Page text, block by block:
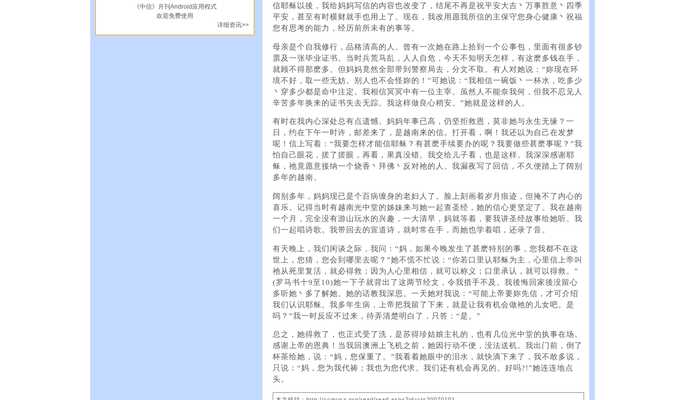
《中信》月刊Android应用程式
欢迎免费使用
详细资讯>>
信耶稣以後，我给妈妈写信的内容也改变了，结尾不再是祝平安大吉丶万事胜意丶四季
平安，甚至有时横财就手也用上了。现在，我改用愿我所信的主保守您身心健康丶祝福
您有思考的能力，经历前所未有的事等。
母亲是个自我修行，品格清高的人。曾有一次她在路上拾到一个公事包，里面有很多钞
票及一张毕业证书。当时兵荒马乱，人人自危，今天不知明天怎样，有这麽多钱在手，
就顾不得那麽多。但妈妈竟然全部带到警察局去，分文不取。有人对她说：“妳现在环
境不好，取一些无妨。别人也不会怪妳的！”可她说：“我相信一碗饭丶一杯水，吃多少
丶穿多少都是命中注定。我相信冥冥中有一位主宰。虽然人不能奈我何，但我不忍见人
辛苦多年换来的证书失去无踪。我这样做良心稍安。”她就是这样的人。
有时在我内心深处总有点遗憾。妈妈年事已高，仍坚拒救恩，莫非她与永生无缘？一
日，约在下午一时许，邮差来了，是越南来的信。打开看，啊！我还以为自己在发梦
呢！信上写着：“我要怎样才能信耶稣？有甚麽手续要办的呢？我要做些甚麽事呢？”我
怕自己眼花，搓了搓眼，再看，果真没错。我交给儿子看，也是这样。我深深感谢耶
稣，祂竟愿意接纳一个烧香丶拜佛丶反对祂的人。我漏夜写了回信，不久便踏上了阔别
多年的越南。
阔别多年，妈妈现已是个百病缠身的老妇人了。脸上刻画着岁月痕迹，但掩不了内心的
喜乐。记得当时有越南光中堂的姊妹来与她一起查圣经，她的信心更坚定了。我在越南
一个月，完全没有游山玩水的兴趣，一大清早，妈就等着，要我讲圣经故事给她听。我
们一起唱诗歌。我带回去的宣道诗，就时常在手，而她也学着唱，还录了音。
有天晚上，我们闲谈之际，我问：“妈，如果今晚发生了甚麽特别的事，您我都不在这
世上，您猜，您会到哪里去呢？”她不慌不忙说：“你若口里认耶稣为主，心里信上帝叫
祂从死里复活，就必得救；因为人心里相信，就可以称义；口里承认，就可以得救。”
(罗马书十9至10)她一下子就背出了这两节经文，令我措手不及。我後悔回家後没留心
多听她丶多了解她。她的话教我深思。一天她对我说：“可能上帝要妳先信，才可介绍
我们认识耶稣。我多年生病，上帝把我留了下来，就是让我有机会做祂的儿女吧。是
吗？”我一时反应不过来，待弄清楚明白了，只答：“是。”
总之，她得救了，也正式受了洗，是苏得珍姑娘主礼的，也有几位光中堂的执事在场。
感谢上帝的恩典！当我回澳洲上飞机之前，她因行动不便，没法送机。我出门前，倒了
杯茶给她，说：“妈，您保重了。”我看着她眼中的泪水，就快滴下来了，我不敢多说，
只说：“妈，您为我代祷；我也为您代求。我们还有机会再见的。好吗?!”她连连地点
头。